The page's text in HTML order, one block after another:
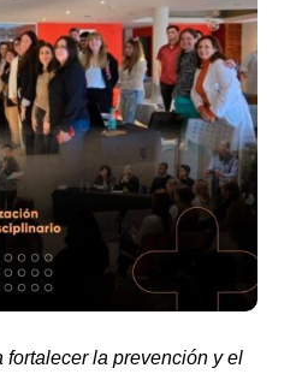
fortalecer la prevención y el